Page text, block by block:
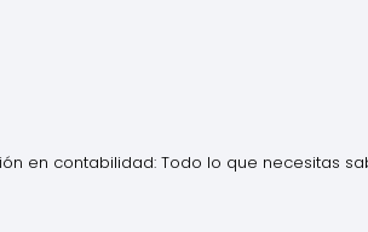
en contabilidad: Todo lo que necesitas